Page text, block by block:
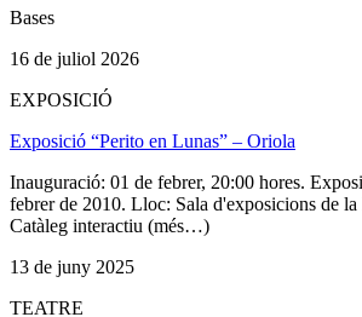
Bases
16 de juliol 2026
EXPOSICIÓ
Exposició “Perito en Lunas” – Oriola
Inauguració: 01 de febrer, 20:00 hores.
febrer de 2010. Lloc: Sala d'exposicions de
Catàleg interactiu (més…)
13 de juny 2025
TEATRE